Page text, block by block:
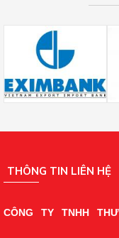
THÔNG TIN LIÊN HỆ
CÔNG TY TNHH